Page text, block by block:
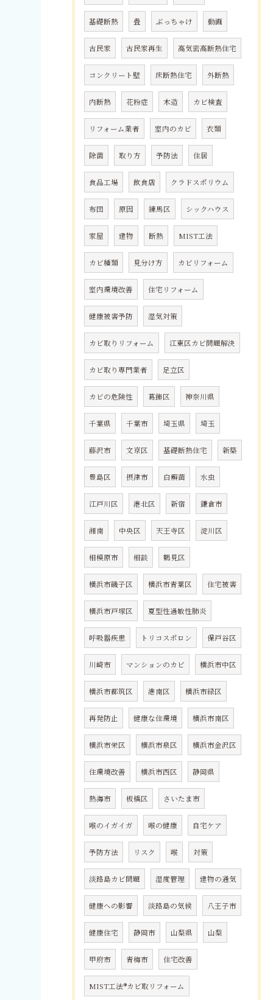
基礎断熱 畳 ぶっちゃけ 動画
古民家 古民家再生 高気密高断熱住宅
コンクリート壁 床断熱住宅 外断熱
内断熱 花粉症 木造 カビ検査
リフォーム業者 室内のカビ 衣類
除菌 取り方 予防法 住居
食品工場 飲食店 クラドスポリウム
布団 原因 練馬区 シックハウス
家屋 建物 断熱 MIST工法
カビ種類 見分け方 カビリフォーム
室内環境改善 住宅リフォーム
健康被害予防 湿気対策
カビ取りリフォーム 江東区カビ問題解決
カビ取り専門業者 足立区
カビの危険性 葛飾区 神奈川県
千葉県 千葉市 埼玉県 埼玉
藤沢市 文京区 基礎断熱住宅 新築
豊島区 摂津市 白癬菌 水虫
江戸川区 港北区 新宿 鎌倉市
湘南 中央区 天王寺区 淀川区
相模原市 相談 鶴見区
横浜市磯子区 横浜市青葉区 住宅被害
横浜市戸塚区 夏型性過敏性肺炎
呼吸器疾患 トリコスポロン 保戸谷区
川崎市 マンションのカビ 横浜市中区
横浜市都筑区 港南区 横浜市緑区
再発防止 健康な住環境 横浜市南区
横浜市栄区 横浜市泉区 横浜市金沢区
住環境改善 横浜市西区 静岡県
熱海市 板橋区 さいたま市
喉のイガイガ 喉の健康 自宅ケア
予防方法 リスク 喉 対策
淡路島カビ問題 湿度管理 建物の通気
健康への影響 淡路島の気候 八王子市
健康住宅 静岡市 山梨県 山梨
甲府市 青梅市 住宅改善
MIST工法®カビ取リフォーム